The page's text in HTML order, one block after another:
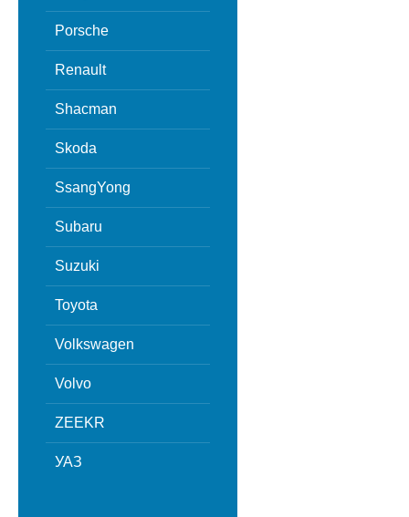
Porsche
Renault
Shacman
Skoda
SsangYong
Subaru
Suzuki
Toyota
Volkswagen
Volvo
ZEEKR
УАЗ